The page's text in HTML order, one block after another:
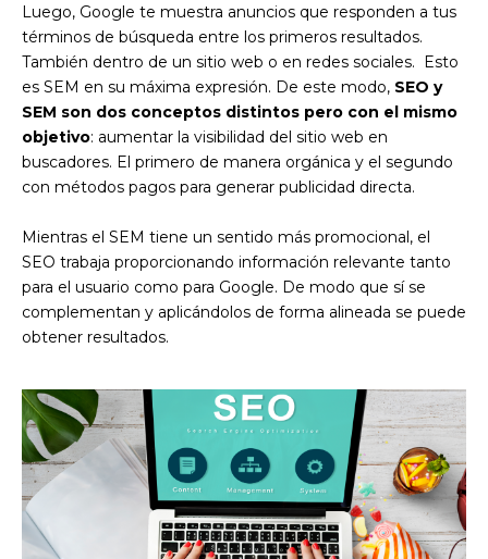
Luego, Google te muestra anuncios que responden a tus
términos de búsqueda entre los primeros resultados.
También dentro de un sitio web o en redes sociales. Esto
es SEM en su máxima expresión. De este modo, SEO y
SEM son dos conceptos distintos pero con el mismo
objetivo: aumentar la visibilidad del sitio web en
buscadores. El primero de manera orgánica y el segundo
con métodos pagos para generar publicidad directa.
Mientras el SEM tiene un sentido más promocional, el
SEO trabaja proporcionando información relevante tanto
para el usuario como para Google. De modo que sí se
complementan y aplicándolos de forma alineada se puede
obtener resultados.